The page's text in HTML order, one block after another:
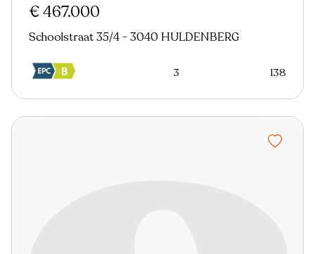
€ 467.000
Schoolstraat 35/4 - 3040 HULDENBERG
3 138